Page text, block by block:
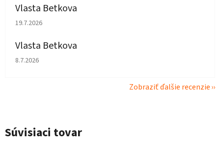
Vlasta Betkova
Hodnotenie obchodu je 5 z 5 hviezdičiek.
19.7.2026
Vlasta Betkova
Hodnotenie obchodu je 4 z 5 hviezdičiek.
8.7.2026
Zobraziť ďalšie recenzie
Súvisiaci tovar